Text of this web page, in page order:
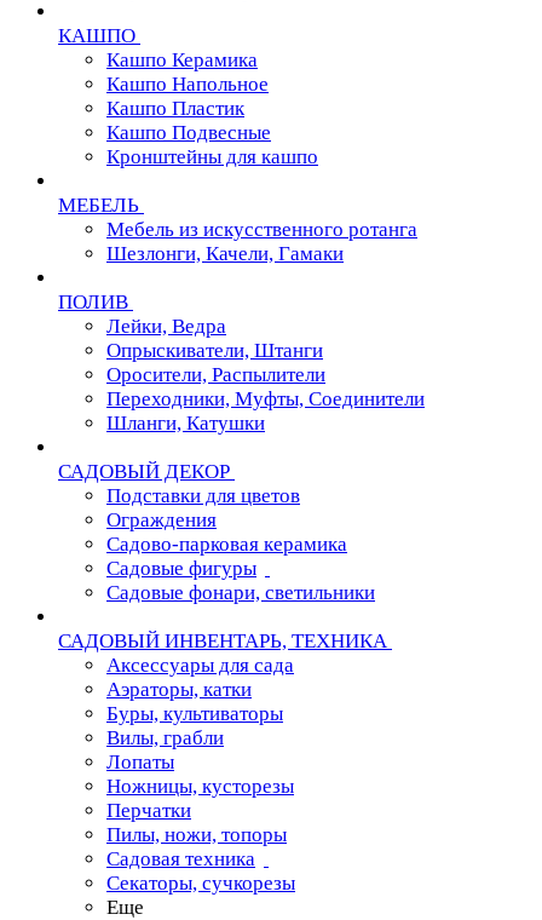
КАШПО
Кашпо Керамика
Кашпо Напольное
Кашпо Пластик
Кашпо Подвесные
Кронштейны для кашпо
МЕБЕЛЬ
Мебель из искусственного ротанга
Шезлонги, Качели, Гамаки
ПОЛИВ
Лейки, Ведра
Опрыскиватели, Штанги
Оросители, Распылители
Переходники, Муфты, Соединители
Шланги, Катушки
САДОВЫЙ ДЕКОР
Подставки для цветов
Ограждения
Садово-парковая керамика
Садовые фигуры
Садовые фонари, светильники
САДОВЫЙ ИНВЕНТАРЬ, ТЕХНИКА
Аксессуары для сада
Аэраторы, катки
Буры, культиваторы
Вилы, грабли
Лопаты
Ножницы, кусторезы
Перчатки
Пилы, ножи, топоры
Садовая техника
Секаторы, сучкорезы
Еще